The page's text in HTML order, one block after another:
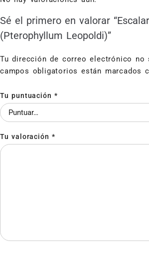
Sé el primero en valorar
(Pterophyllum Leopoldi)”
Tu dirección de correo electrónico no
campos obligatorios están marcados
Tu puntuación*
Tu valoración*